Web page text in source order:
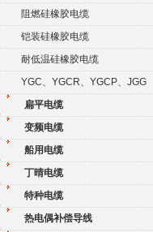
KGG阻燃硅橡胶电缆
铠装硅橡胶电缆
耐低温硅橡胶电缆
YGC、YGCR、YGCP、JGG
扁平电缆
变频电缆
船用电缆
丁晴电缆
特种电缆
热电偶补偿导线